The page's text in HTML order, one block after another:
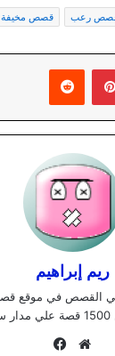
رعب قصص مخيفة
بينتيريست
ريم إبراهيم
موقع